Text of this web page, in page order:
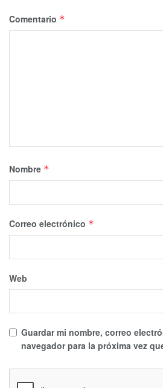
Comentario *
Nombre *
Correo electrónico *
Web
Guardar mi nombre, correo
navegador para la próxima vez